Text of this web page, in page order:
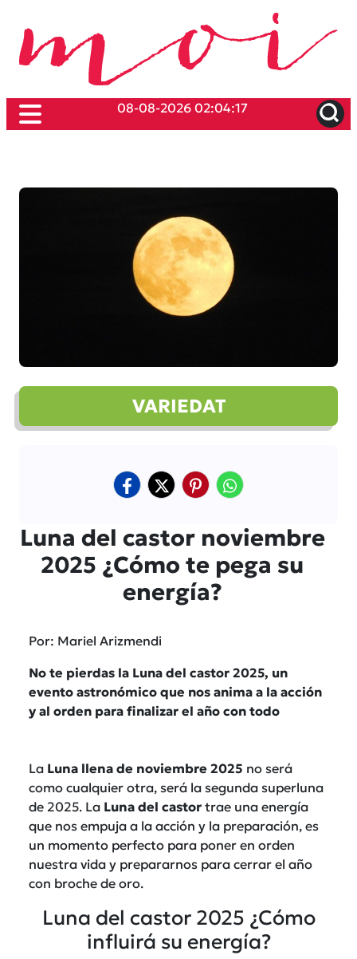
08-08-2026 02:04:17
VARIEDAT
Luna del castor noviembre
2025 ¿Cómo te pega su
energía?
Por: Mariel Arizmendi
No te pierdas la Luna del castor 2025, un
evento astronómico que nos anima a la acción
y al orden para finalizar el año con todo
La Luna llena de noviembre 2025 no será
como cualquier otra, será la segunda superluna
de 2025. La Luna del castor trae una energía
que nos empuja a la acción y la preparación, es
un momento perfecto para poner en orden
nuestra vida y prepararnos para cerrar el año
con broche de oro.
Luna del castor 2025 ¿Cómo
influirá su energía?